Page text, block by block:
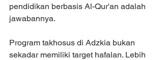
pendidikan berbasis Al-Qur'an adalah
jawabannya.
Program takhosus di Adzkia bukan
sekadar memiliki target hafalan. Lebih